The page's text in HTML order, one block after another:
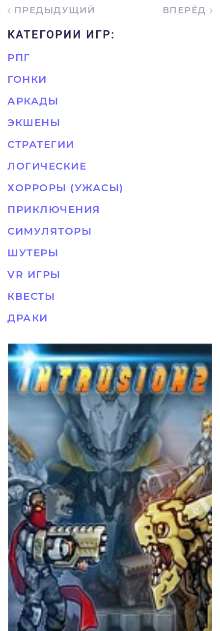
ПРЕДЫДУЩИЙ ВПЕРЁД
КАТЕГОРИИ ИГР:
РПГ
ГОНКИ
АРКАДЫ
ЭКШЕНЫ
СТРАТЕГИИ
ЛОГИЧЕСКИЕ
ХОРРОРЫ (УЖАСЫ)
ПРИКЛЮЧЕНИЯ
СИМУЛЯТОРЫ
ШУТЕРЫ
VR ИГРЫ
КВЕСТЫ
ДРАКИ